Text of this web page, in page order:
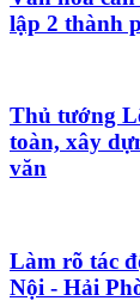
lập 2 thành
Thủ tướng
toàn, xây
văn
Làm rõ tác
Nội - Hải